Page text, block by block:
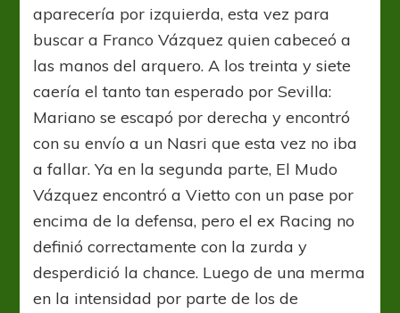
aparecería por izquierda, esta vez para
buscar a Franco Vázquez quien cabeceó a
las manos del arquero. A los treinta y siete
caería el tanto tan esperado por Sevilla:
Mariano se escapó por derecha y encontró
con su envío a un Nasri que esta vez no iba
a fallar. Ya en la segunda parte, El Mudo
Vázquez encontró a Vietto con un pase por
encima de la defensa, pero el ex Racing no
definió correctamente con la zurda y
desperdició la chance. Luego de una merma
en la intensidad por parte de los de